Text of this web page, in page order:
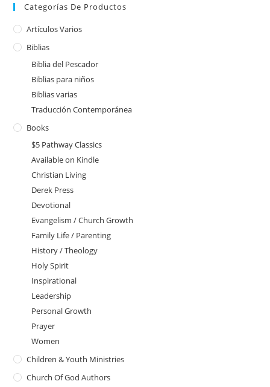
Categorías De Productos
Artículos Varios
Biblias
Biblia del Pescador
Biblias para niños
Biblias varias
Traducción Contemporánea
Books
$5 Pathway Classics
Available on Kindle
Christian Living
Derek Press
Devotional
Evangelism / Church Growth
Family Life / Parenting
History / Theology
Holy Spirit
Inspirational
Leadership
Personal Growth
Prayer
Women
Children & Youth Ministries
Church Of God Authors